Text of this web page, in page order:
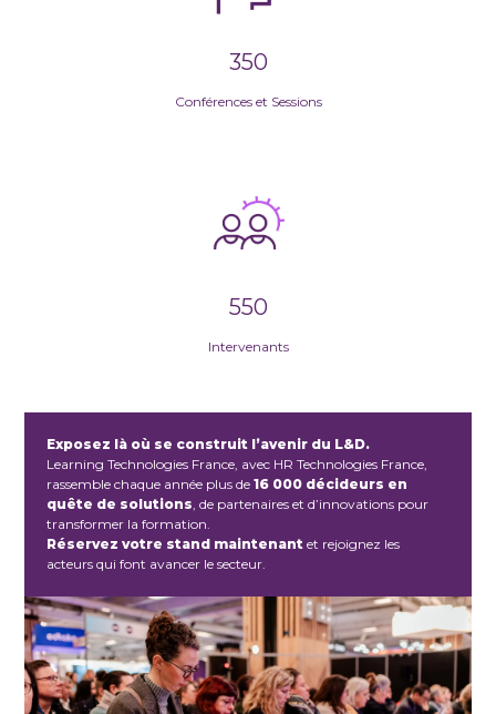
350
Conférences et Sessions
550
Intervenants
Exposez là où se construit l’avenir du L&D.
Learning Technologies France, avec HR Technologies France,
rassemble chaque année plus de16 000 décideurs en
quête de solutions, de partenaires et d’innovations pour
transformer la formation.
Réservez votre stand maintenantet rejoignez les
acteurs qui font avancer le secteur.